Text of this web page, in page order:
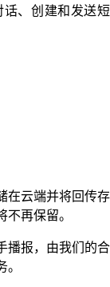
、创建和发送短
在云端并将回传存
再保留。
播报，由我们的合